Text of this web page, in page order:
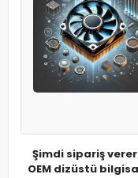
Şimdi sipariş
OEM dizüstü